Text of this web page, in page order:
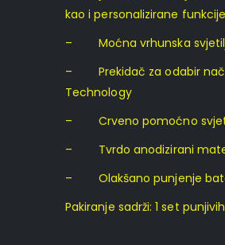
kao i personalizirane
– Moćna vrhunska
– Prekidač za odabir
Technology
– Crveno pomoćno
– Tvrdo anodizirani
– Olakšano punjenje
Pakiranje sadrži: 1 set